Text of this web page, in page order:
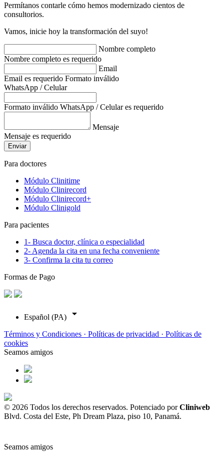
Permítanos contarle cómo hemos modernizado cientos de
consultorios.
Vamos, inicie hoy la transformación del suyo!
Nombre completo
Nombre completo es requerido
Email
Email es requerido Formato inválido
WhatsApp / Celular
Formato inválido WhatsApp / Celular es requerido
Mensaje
Mensaje es requerido
Enviar
Para doctores
Módulo Clinitime
Módulo Clinirecord
Módulo Clinirecord+
Módulo Clinigold
Para pacientes
1- Busca doctor, clínica o especialidad
2- Agenda la cita en una fecha conveniente
3- Confirma la cita tu correo
Formas de Pago
Español (PA) arrow_drop_down
Términos y Condiciones · Políticas de privacidad · Políticas de
cookies
Seamos amigos
© 2026 Todos los derechos reservados. Potenciado porCliniweb
Blvd. Costa del Este, Ph Dream Plaza, piso 10, Panamá.
Seamos amigos